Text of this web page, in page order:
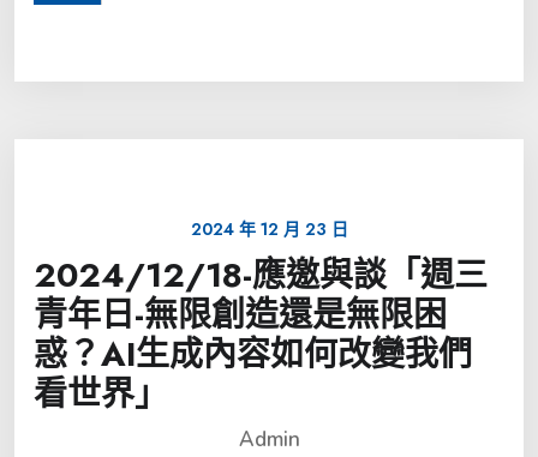
2024 年 12 月 23 日
2024/12/18-應邀與談「週三
青年日-無限創造還是無限困
惑？AI生成內容如何改變我們
看世界」
Admin